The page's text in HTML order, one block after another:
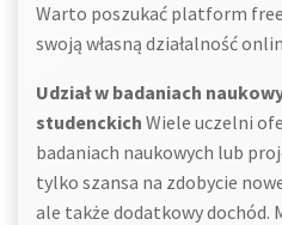
Warto poszukać platform
swoją własną działalność
Udział w badaniach
studenckich Wiele uczelni
badaniach naukowych lub
tylko szansa na zdobycie
ale także dodatkowy dochód.